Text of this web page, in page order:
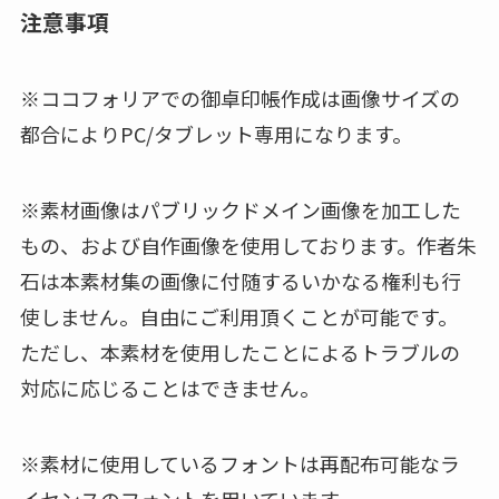
注意事項
※ココフォリアでの御卓印帳作成は画像サイズの
都合によりPC/タブレット専用になります。
※素材画像はパブリックドメイン画像を加工した
もの、および自作画像を使用しております。作者朱
石は本素材集の画像に付随するいかなる権利も行
使しません。自由にご利用頂くことが可能です。
ただし、本素材を使用したことによるトラブルの
対応に応じることはできません。
※素材に使用しているフォントは再配布可能なラ